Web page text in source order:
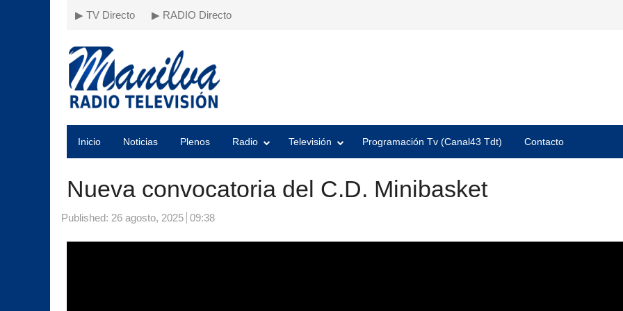
▶ TV Directo ▶ RADIO Directo
Inicio Noticias Plenos Radio Televisión Programación Tv (Canal43 Tdt) Contacto
Nueva convocatoria del C.D. Minibasket
Published: 26 agosto, 2025 09:38